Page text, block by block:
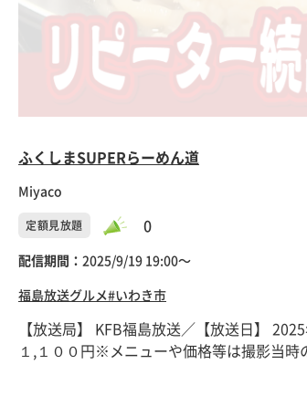
ふくしまSUPERらーめん道
Miyaco
定額見放題 0
配信期間： 2025/9/19 19:00〜
福島放送グルメ#いわき市
【放送局】 KFB福島放送／【放送日】
１,１００円※メニューや価格等は撮影当時